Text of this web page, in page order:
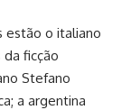
estão o italiano
da ficção
Stefano
a argentina